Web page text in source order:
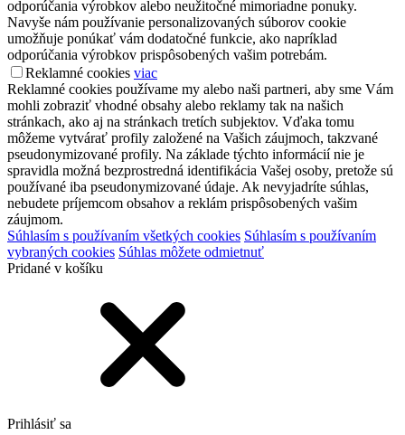
odporúčania výrobkov alebo neužitočné mimoriadne ponuky.
Navyše nám používanie personalizovaných súborov cookie
umožňuje ponúkať vám dodatočné funkcie, ako napríklad
odporúčania výrobkov prispôsobených vašim potrebám.
Reklamné cookies viac
Reklamné cookies používame my alebo naši partneri, aby sme Vám
mohli zobraziť vhodné obsahy alebo reklamy tak na našich
stránkach, ako aj na stránkach tretích subjektov. Vďaka tomu
môžeme vytvárať profily založené na Vašich záujmoch, takzvané
pseudonymizované profily. Na základe týchto informácií nie je
spravidla možná bezprostredná identifikácia Vašej osoby, pretože sú
používané iba pseudonymizované údaje. Ak nevyjadríte súhlas,
nebudete príjemcom obsahov a reklám prispôsobených vašim
záujmom.
Súhlasím s používaním všetkých cookies Súhlasím s používaním
vybraných cookies Súhlas môžete odmietnuť
Pridané v košíku
Prihlásiť sa